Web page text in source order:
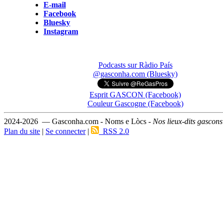
E-mail
Facebook
Bluesky
Instagram
Podcasts sur Ràdio País
@gasconha.com (Bluesky)
Esprit GASCON (Facebook)
Couleur Gascogne (Facebook)
2024-2026 — Gasconha.com - Noms e Lòcs - Nos lieux-dits gascons
Plan du site | Se connecter| RSS 2.0